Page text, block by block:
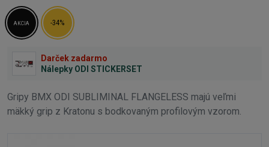
AKCIA -34%
Darček zadarmo
Nálepky ODI STICKERSET
Gripy BMX ODI SUBLIMINAL FLANGELESS majú veľmi
mäkký grip z Kratonu s bodkovaným profilovým vzorom.